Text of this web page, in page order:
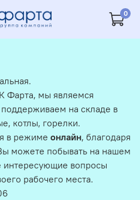
0
Фарта, мы являемся
на складе в
котлы, горелки.
в режиме онлайн, благодаря
можете побывать на нашем
интересующие вопросы
рабочего места.